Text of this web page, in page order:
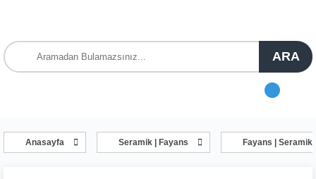
ARA
Anasayfa Seramik | Fayans Fayans | Seramik